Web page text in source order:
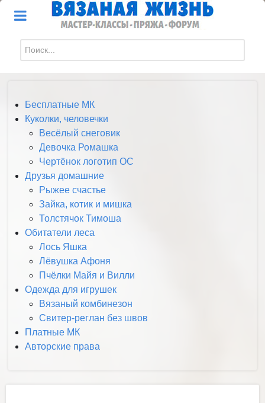
Искать...
Бесплатные МК
Куколки, человечки
Весёлый снеговик
Девочка Ромашка
Чертёнок логотип ОС
Друзья домашние
Рыжее счастье
Зайка, котик и мишка
Толстячок Тимоша
Обитатели леса
Лось Яшка
Лёвушка Афоня
Пчёлки Майя и Вилли
Одежда для игрушек
Вязаный комбинезон
Свитер-реглан без швов
Платные МК
Авторские права